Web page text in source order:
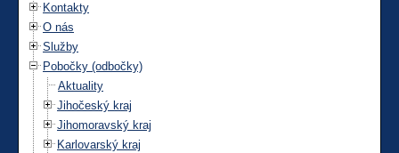
Kontakty
O nás
Služby
Pobočky (odbočky)
Aktuality
Jihočeský kraj
Jihomoravský kraj
Karlovarský kraj